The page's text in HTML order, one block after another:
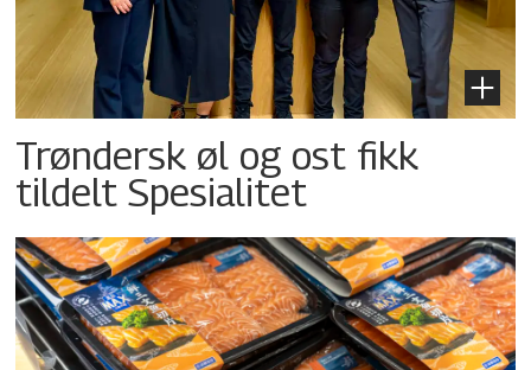
Trøndersk øl og ost fikk
tildelt Spesialitet